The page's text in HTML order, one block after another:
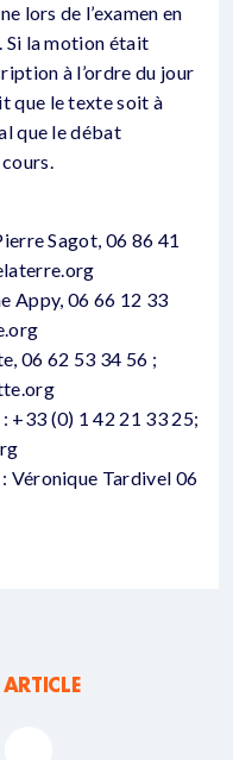
lors de l’examen en
Si la motion était
à l’ordre du jour
que le texte soit à
que le débat
Sagot, 06 86 41
Appy, 06 66 12 33
06 62 53 34 56 ;
+33 (0) 1 42 21 33 25;
Véronique Tardivel 06